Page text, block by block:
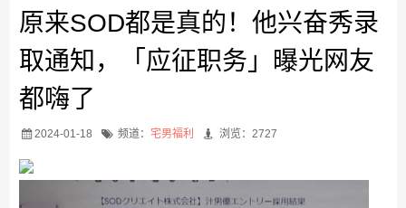
原来SOD都是真的！他兴奋秀录
取通知，「应征职务」曝光网友
都嗨了
2024-01-18 频道： 宅男福利 浏览：2727